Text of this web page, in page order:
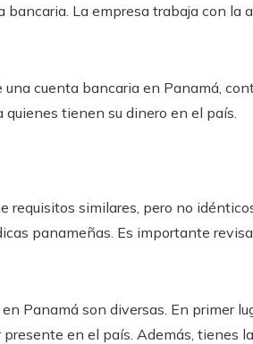
bancaria. La empresa trabaja con la
cuenta bancaria en Panamá,
tienen su dinero en el país.
requisitos similares, pero no
panameñas. Es importante
Panamá son diversas. En primer
en el país. Además, tienes